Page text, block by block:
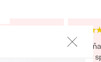
dobe
Za
tovar